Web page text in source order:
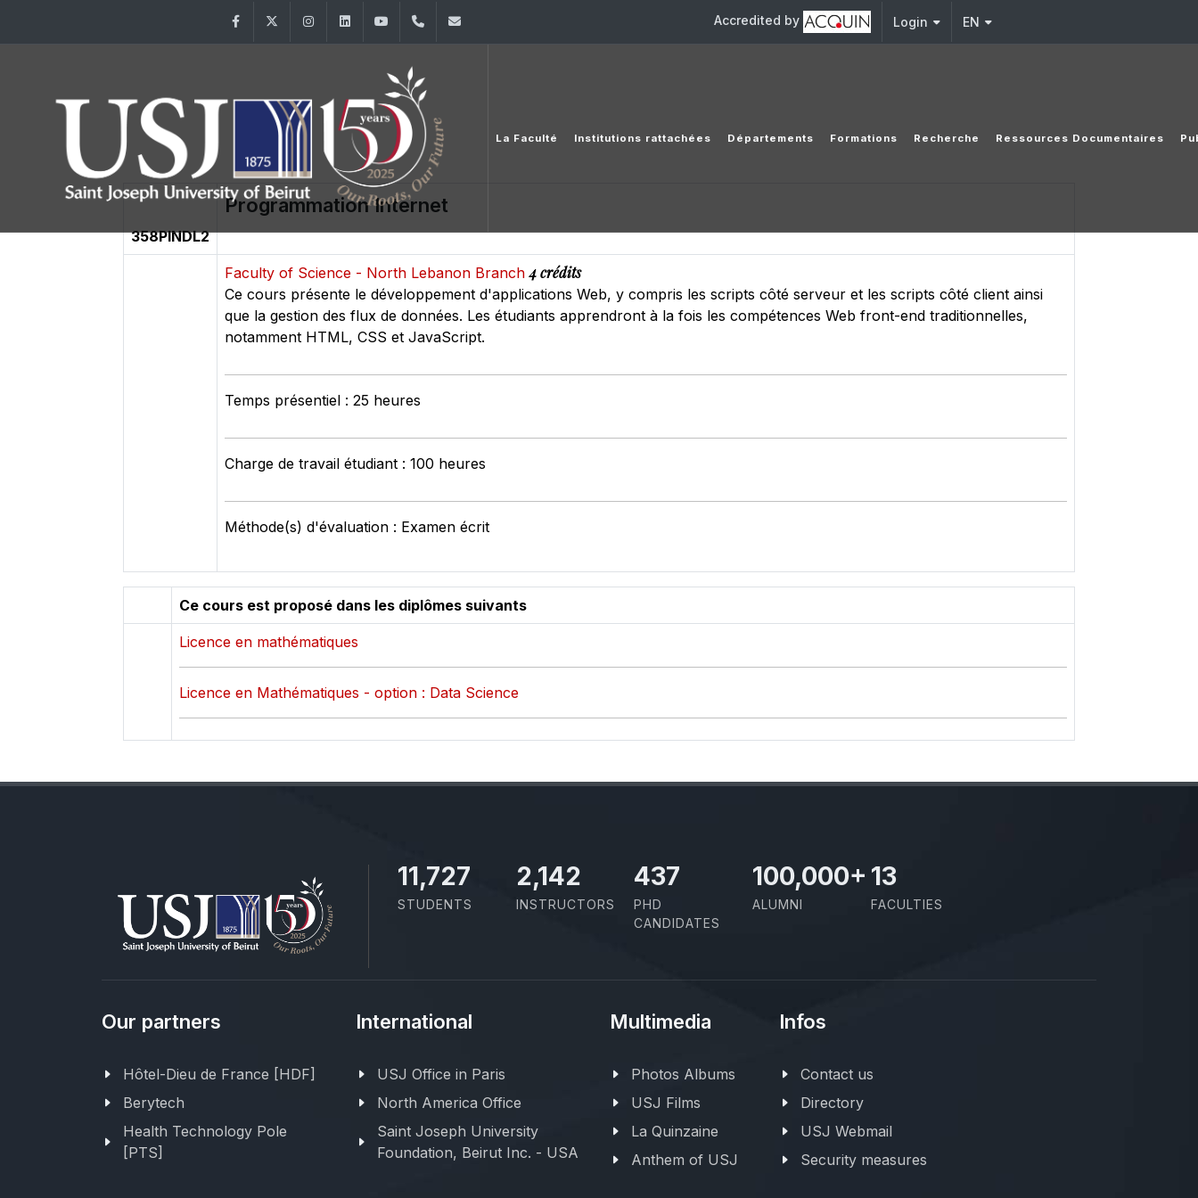
FacebookTwitter InstagramLinkedInYouTube+961 (1) 421 368 Accredited by Login EN
La Faculté Institutions rattachées Départements Formations Recherche Ressources Documentaires
358PINDL2
Programmation Internet
Faculty of Science - North Lebanon Branch4 crédits
Ce cours présente le développement d'applications Web, y compris les scripts côté serveur et les scripts côté client ainsi
que la gestion des flux de données. Les étudiants apprendront à la fois les compétences Web front-end traditionnelles,
notamment HTML, CSS et JavaScript.
Temps présentiel : 25 heures
Charge de travail étudiant : 100 heures
Méthode(s) d'évaluation : Examen écrit
Ce cours est proposé dans les diplômes suivants
Licence en mathématiques
Licence en Mathématiques - option : Data Science
11,727
STUDENTS
2,142
INSTRUCTORS
437
PHD
CANDIDATES
100,000+
ALUMNI
13
FACULTIES
Our partners
Hôtel-Dieu de France [HDF]
Berytech
Health Technology Pole
[PTS]
International
USJ Office in Paris
North America Office
Saint Joseph University
Foundation, Beirut Inc. - USA
Multimedia
Photos Albums
USJ Films
La Quinzaine
Anthem of USJ
Infos
Contact us
Directory
USJ Webmail
Security measures